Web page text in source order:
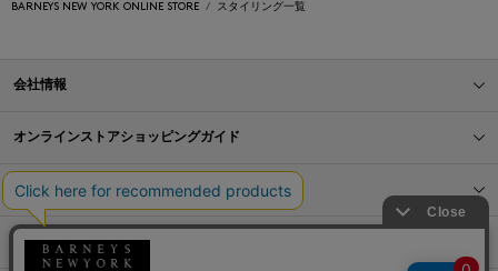
BARNEYS NEW YORK ONLINE STORE スタイリング一覧
会社情報
オンラインストアショッピングガイド
店舗情報
サービス